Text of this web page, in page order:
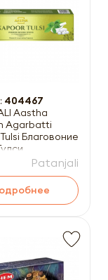
404467
Aastha
Agarbatti
Благовоние
20шт
Patanjali